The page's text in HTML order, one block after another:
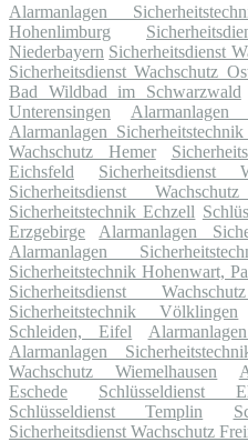
Alarmanlagen
Hohenlimburg
Niederbayern Sicherheitsdienst
Sicherheitsdienst Wachschutz
Bad Wildbad im Schwarzwald
Unterensingen
Alarmanlagen
Wachschutz Hemer
Eichsfeld
Sicherheitsdienst
Sicherheitstechnik Echzell
Erzgebirge
Alarmanlagen
Alarmanlagen
Sicherheitstechnik Hohenwart,
Sicherheitsdienst
Sicherheitstechnik Völklingen
Schleiden, Eifel
Alarmanlagen
Wachschutz Wiemelhausen
Eschede
Schlüsseldienst
Schlüsseldienst Templin
Sicherheitsdienst Wachschutz